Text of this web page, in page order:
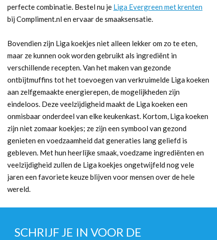
perfecte combinatie. Bestel nu je Liga Evergreen met krenten
bij Compliment.nl en ervaar de smaaksensatie.
Bovendien zijn Liga koekjes niet alleen lekker om zo te eten,
maar ze kunnen ook worden gebruikt als ingrediënt in
verschillende recepten. Van het maken van gezonde
ontbijtmuffins tot het toevoegen van verkruimelde Liga koeken
aan zelfgemaakte energierepen, de mogelijkheden zijn
eindeloos. Deze veelzijdigheid maakt de Liga koeken een
onmisbaar onderdeel van elke keukenkast. Kortom, Liga koeken
zijn niet zomaar koekjes; ze zijn een symbool van gezond
genieten en voedzaamheid dat generaties lang geliefd is
gebleven. Met hun heerlijke smaak, voedzame ingrediënten en
veelzijdigheid zullen de Liga koekjes ongetwijfeld nog vele
jaren een favoriete keuze blijven voor mensen over de hele
wereld.
SCHRIJF JE IN VOOR DE